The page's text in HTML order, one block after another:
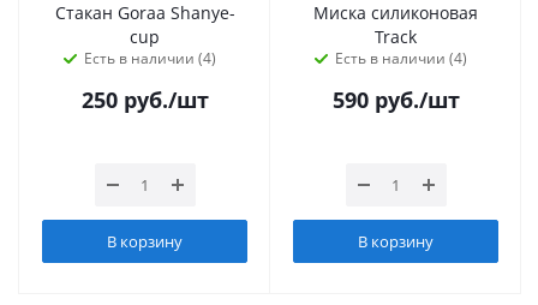
Стакан Goraa Shanye-
cup
Есть в наличии (4)
250руб./шт
В корзину
Миска силиконовая
Track
Есть в наличии (4)
590руб./шт
В корзину